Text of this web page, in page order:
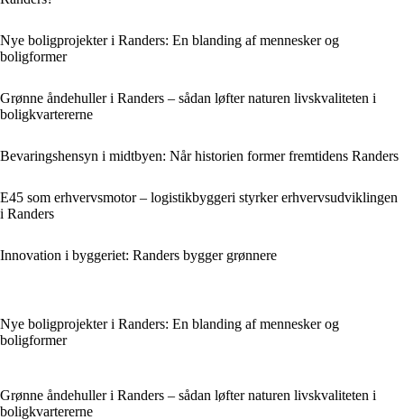
Nye boligprojekter i Randers: En blanding af mennesker og
boligformer
Grønne åndehuller i Randers – sådan løfter naturen livskvaliteten i
boligkvartererne
Bevaringshensyn i midtbyen: Når historien former fremtidens Randers
E45 som erhvervsmotor – logistikbyggeri styrker erhvervsudviklingen
i Randers
Innovation i byggeriet: Randers bygger grønnere
Nye boligprojekter i Randers: En blanding af mennesker og
boligformer
Grønne åndehuller i Randers – sådan løfter naturen livskvaliteten i
boligkvartererne